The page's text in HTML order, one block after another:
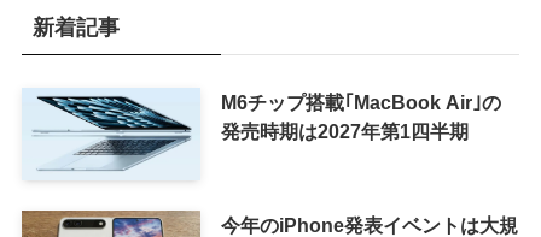
新着記事
M6チップ搭載｢MacBook Air｣の
発売時期は2027年第1四半期
今年のiPhone発表イベントは大規